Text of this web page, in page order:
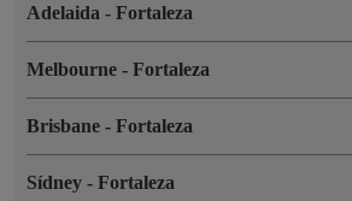
Adelaida - Fortaleza
Melbourne - Fortaleza
Brisbane - Fortaleza
Sídney - Fortaleza